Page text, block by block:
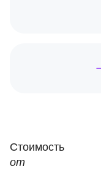
Стоимость
от